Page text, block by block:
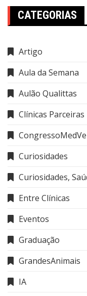
CATEGORIAS
Artigo
Aula da Semana
Aulão Qualittas
Clínicas Parceiras
Curiosidades
Curiosidades,
Entre Clínicas
Eventos
Graduação
GrandesAnimais
IA